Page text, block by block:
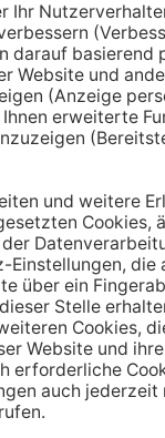
kleine
während
trinken
du das Trinken
unterstützt du
des Essens das
dein Wasser
von purem
dann kannst du
Mische